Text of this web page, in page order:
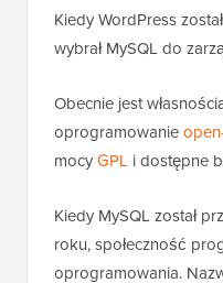
Kiedy WordPress
Obecnie jest
oprogramowanie
Kiedy MySQL został
roku, społeczność